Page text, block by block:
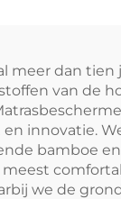
voor
meer dan tien
van de
innovatie.
bamboe
we de